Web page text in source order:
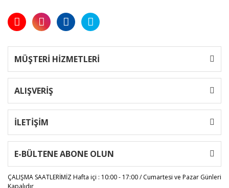
MÜŞTERİ HİZMETLERİ
ALIŞVERİŞ
İLETİŞİM
E-BÜLTENE ABONE OLUN
ÇALIŞMA SAATLERİMİZHafta içi : 10:00 - 17:00 / Cumartesi ve Pazar Günleri
Kapalıdır